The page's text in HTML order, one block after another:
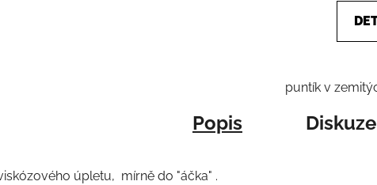
puntík v
Popis Diskuze
úpletu, mírně do "áčka" .